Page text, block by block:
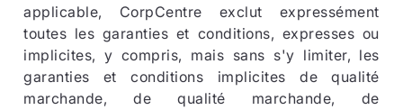
applicable, CorpCentre exclut expressément
toutes les garanties et conditions, expresses ou
implicites, y compris, mais sans s'y limiter, les
garanties et conditions implicites de qualité
marchande, de qualité marchande, de